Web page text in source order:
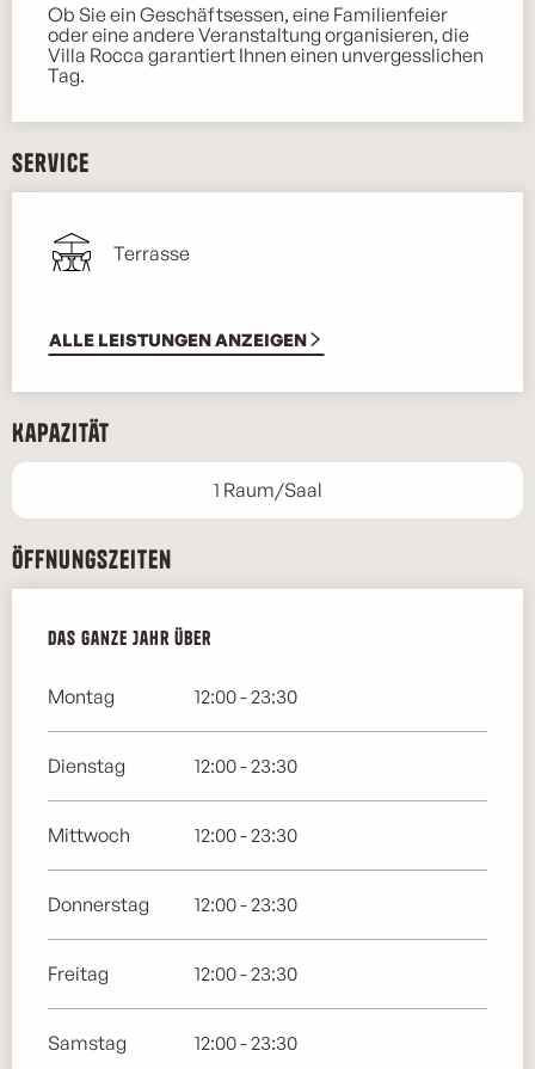
Ob Sie ein Geschäftsessen, eine Familienfeier
oder eine andere Veranstaltung organisieren, die
Villa Rocca garantiert Ihnen einen unvergesslichen
Tag.
Service
Terrasse
ALLE LEISTUNGEN ANZEIGEN
Kapazität
1 Raum/Saal
Öffnungszeiten
Das ganze Jahr über
Das ganze Jahr über
Montag 12:00 - 23:30
Dienstag 12:00 - 23:30
Mittwoch 12:00 - 23:30
Donnerstag 12:00 - 23:30
Freitag 12:00 - 23:30
Samstag 12:00 - 23:30